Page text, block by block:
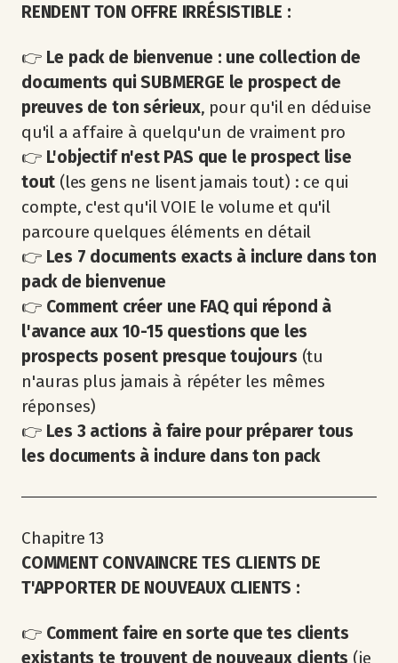
RENDENT TON OFFRE IRRÉSISTIBLE :
👉 Le pack de bienvenue : une collection de
documents qui SUBMERGE le prospect de
preuves de ton sérieux, pour qu'il en déduise
qu'il a affaire à quelqu'un de vraiment pro
👉 L'objectif n'est PAS que le prospect lise
tout (les gens ne lisent jamais tout) : ce qui
compte, c'est qu'il VOIE le volume et qu'il
parcoure quelques éléments en détail
👉 Les 7 documents exacts à inclure dans ton
pack de bienvenue
👉 Comment créer une FAQ qui répond à
l'avance aux 10-15 questions que les
prospects posent presque toujours (tu
n'auras plus jamais à répéter les mêmes
réponses)
👉 Les 3 actions à faire pour préparer tous
les documents à inclure dans ton pack
Chapitre 13
COMMENT CONVAINCRE TES CLIENTS DE
T'APPORTER DE NOUVEAUX CLIENTS :
👉 Comment faire en sorte que tes clients
existants te trouvent de nouveaux clients (je